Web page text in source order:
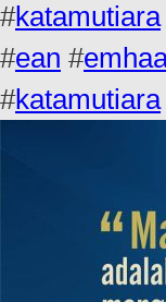
#katamutiara
#ean #
#katamutiara